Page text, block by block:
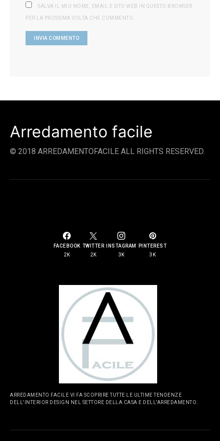
SALVA IL MIO NOME, EMAIL E SITO WEB IN QUESTO BROWSER
PER LA PROSSIMA VOLTA CHE COMMENTO.
Arredamento facile
© 2018 ARREDAMENTOFACILE ALL RIGHTS RESERVED.
FACEBOOK
2K
TWITTER
2K
INSTAGRAM
3K
PINTEREST
3K
ARREDAMENTO FACILE VI FA SCOPRIRE TUTTE LE ULTIME TENDENZE
DELL'INTERIOR DESIGN NEL SETTORE DELLA CASA E DELL'ARREDAMENTO.